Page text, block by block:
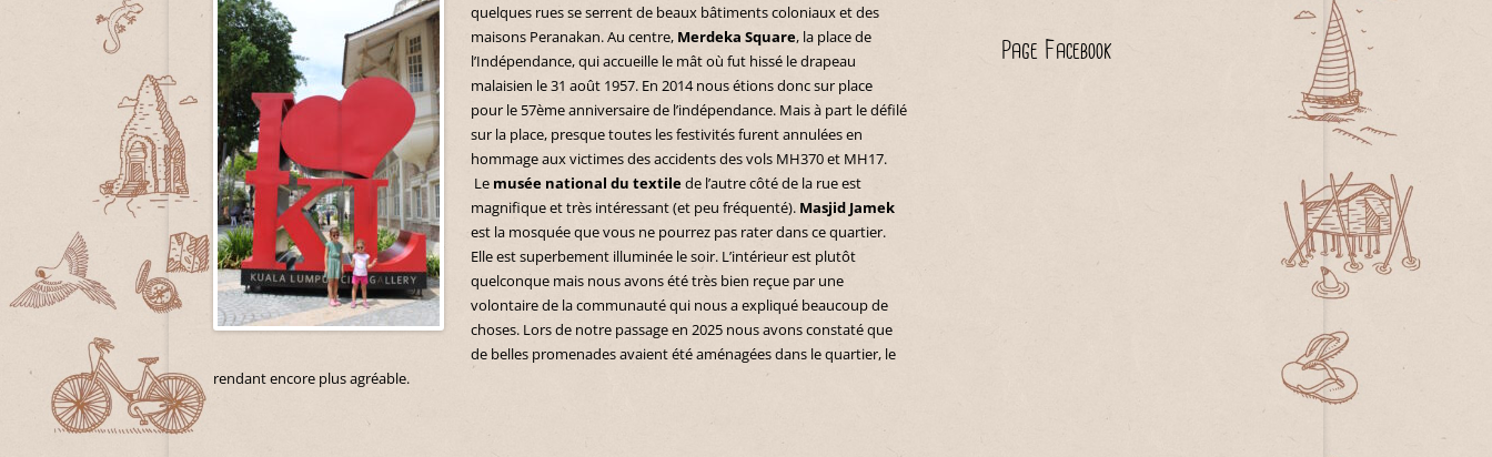
quelques rues se serrent de beaux bâtiments coloniaux et des
maisons Peranakan. Au centre, Merdeka Square, la place de
l’Indépendance, qui accueille le mât où fut hissé le drapeau
malaisien le 31 août 1957. En 2014 nous étions donc sur place
pour le 57ème anniversaire de l’indépendance. Mais à part le défilé
sur la place, presque toutes les festivités furent annulées en
hommage aux victimes des accidents des vols MH370 et MH17.
Le musée national du textilede l’autre côté de la rue est
magnifique et très intéressant (et peu fréquenté). Masjid Jamek
est la mosquée que vous ne pourrez pas rater dans ce quartier.
Elle est superbement illuminée le soir. L’intérieur est plutôt
quelconque mais nous avons été très bien reçue par une
volontaire de la communauté qui nous a expliqué beaucoup de
choses. Lors de notre passage en 2025 nous avons constaté que
de belles promenades avaient été aménagées dans le quartier, le
rendant encore plus agréable.
Page Facebook